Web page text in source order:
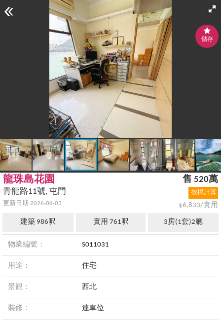
儲存
龍珠島花園
青龍路11號, 屯門
更新日期:2026-08-03
售 520萬
按揭計算
$6,833/實用
建築 986呎 實用 761呎 3房(1套)2廳
物業編號： S011031
用途： 住宅
景觀： 西北
裝修： 連車位